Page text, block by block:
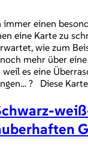
einen
eine Karte zu
wie zum
mehr über
weil es eine
? Diese